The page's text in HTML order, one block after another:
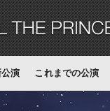
演 これまでの公演